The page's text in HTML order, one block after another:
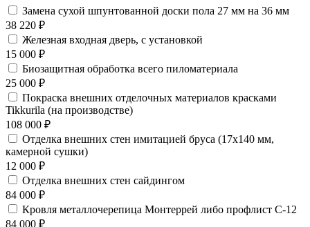
Замена сухой шпунтованной доски пола 27 мм на 36 мм
38 220 ₽
Железная входная дверь, с установкой
15 000 ₽
Биозащитная обработка всего пиломатериала
25 000 ₽
Покраска внешних отделочных материалов красками
Tikkurila (на производстве)
108 000 ₽
Отделка внешних стен имитацией бруса (17х140 мм,
камерной сушки)
12 000 ₽
Отделка внешних стен сайдингом
84 000 ₽
Кровля металлочерепица Монтеррей либо профлист С-12
84 000 ₽